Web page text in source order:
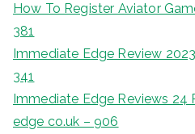
How To Register Aviator
381
Immediate Edge Review
341
Immediate Edge Reviews
edge co.uk – 906